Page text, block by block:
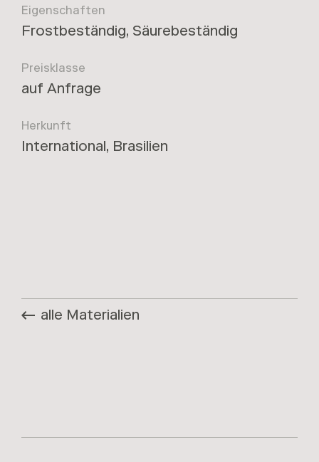
Eigenschaften
Frostbeständig, Säurebeständig
Preisklasse
auf Anfrage
Herkunft
International, Brasilien
alle Materialien